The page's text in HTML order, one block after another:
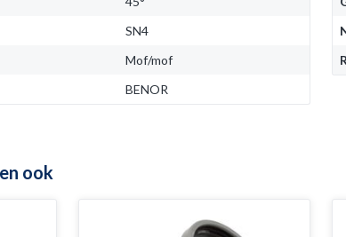
SN4
Mof/mof
BENOR
ook